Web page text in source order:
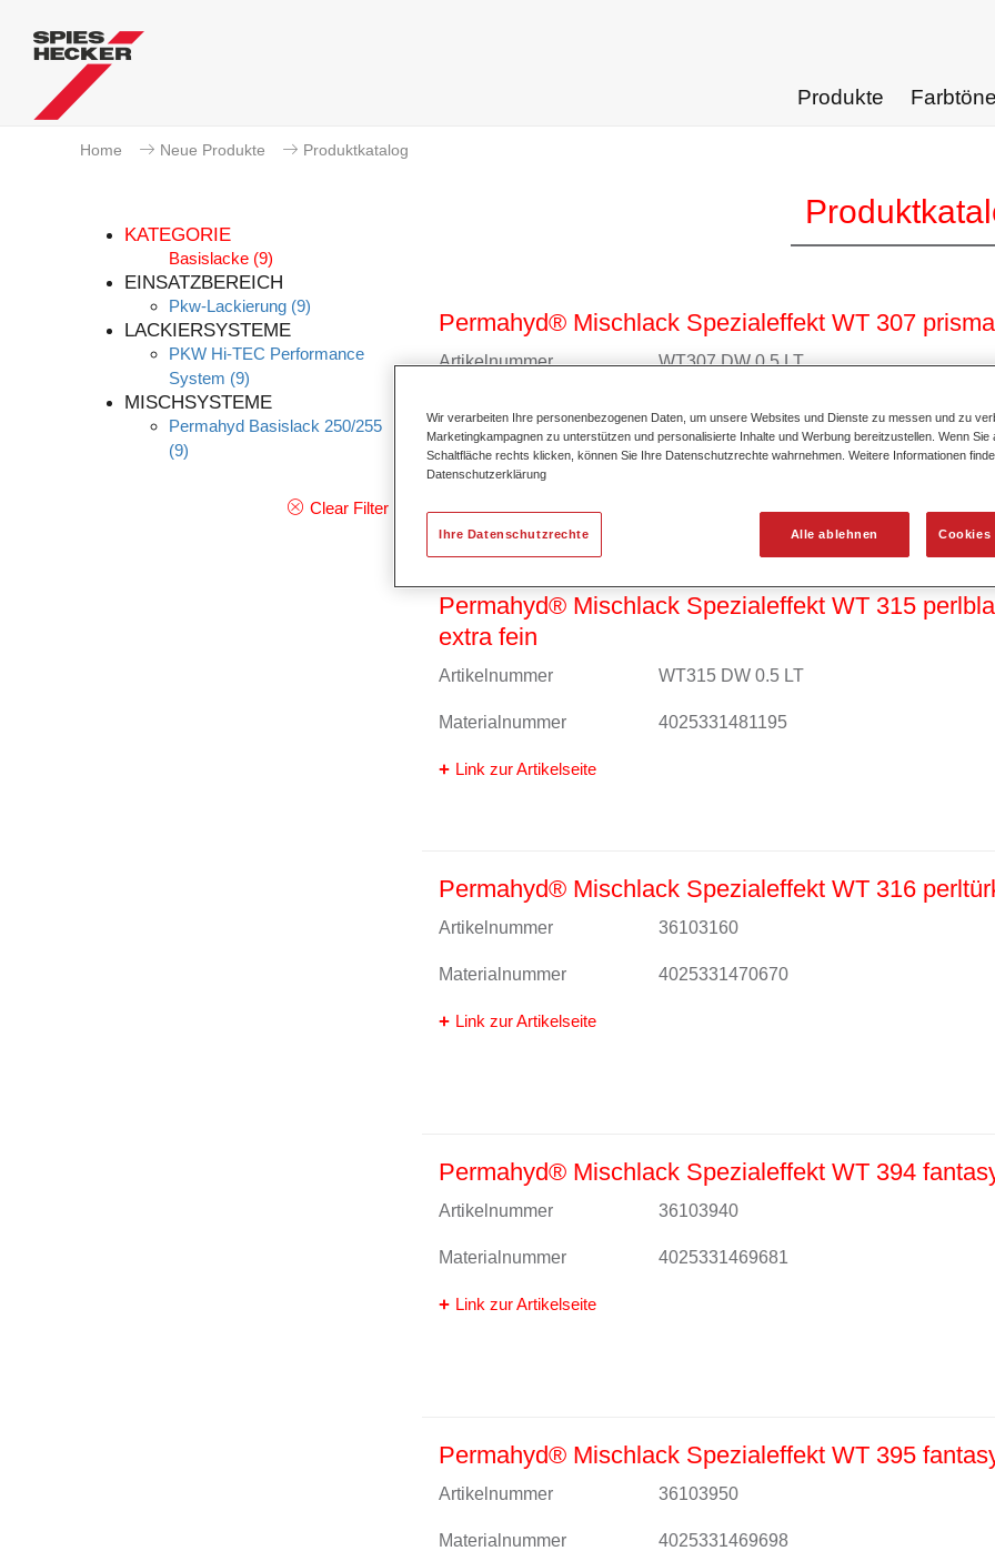
Produkte
Home Neue Produkte Produktkatalog
KATEGORIE
Basislacke (9)
EINSATZBEREICH
Pkw-Lackierung (9)
LACKIERSYSTEME
PKW Hi-TEC Performance
System (9)
MISCHSYSTEME
Permahyd Basislack 250/255
(9)
Clear Filter
Permahyd® Mischlack Spezialeffekt WT 307
Artikelnummer WT307 DW 0.5 LT
Link zur Artikelseite
Permahyd® Mischlack Spezialeffekt WT 315
extra fein
Artikelnummer WT315 DW 0.5 LT
Materialnummer 4025331481195
Link zur Artikelseite
Permahyd® Mischlack Spezialeffekt WT 316
Artikelnummer 36103160
Materialnummer 4025331470670
Link zur Artikelseite
Permahyd® Mischlack Spezialeffekt WT 394
Artikelnummer 36103940
Materialnummer 4025331469681
Link zur Artikelseite
Permahyd® Mischlack Spezialeffekt WT 395
Artikelnummer 36103950
Materialnummer 4025331469698
Wir verarbeiten Ihre personenbezogenen Daten, um unsere Websites und Dienste zu messen und zu
Marketingkampagnen zu unterstützen und personalisierte Inhalte und Werbung bereitzustellen. Wenn Sie
Schaltfläche rechts klicken, können Sie Ihre Datenschutzrechte wahrnehmen. Weitere Informationen
Datenschutzerklärung
Alle ablehnen Cookies
Ihre Datenschutzrechte